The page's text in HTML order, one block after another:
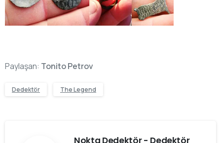
Paylaşan: Tonito Petrov
Dedektör The Legend
Nokta Dedektör - Dedektör